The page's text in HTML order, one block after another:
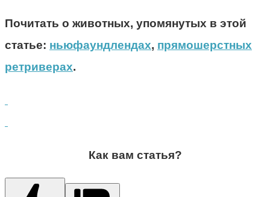
Почитать о животных, упомянутых в этой
статье: ньюфаундлендах, прямошерстных
ретриверах.
Как вам статья?